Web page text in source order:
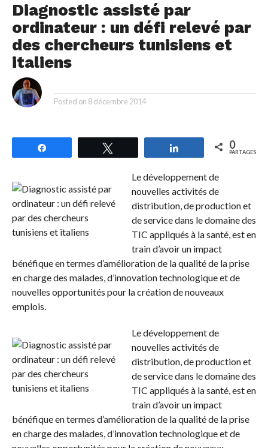
Diagnostic assisté par
ordinateur : un défi relevé par
des chercheurs tunisiens et
italiens
Posted on 8 décembre 2014
Partagez 0
PARTAGES
Le développement de
nouvelles activités de
distribution, de production et
de service dans le domaine des
TIC appliqués à la santé, est en
train d’avoir un impact
bénéfique en termes d’amélioration de la qualité de la prise
en charge des malades, d’innovation technologique et de
nouvelles opportunités pour la création de nouveaux
emplois.
Le développement de
nouvelles activités de
distribution, de production et
de service dans le domaine des
TIC appliqués à la santé, est en
train d’avoir un impact
bénéfique en termes d’amélioration de la qualité de la prise
en charge des malades, d’innovation technologique et de